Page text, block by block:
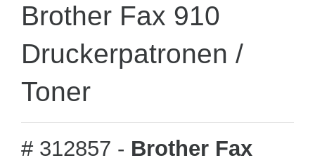
Brother Fax 910
Druckerpatronen /
Toner
# 312857 - Brother Fax